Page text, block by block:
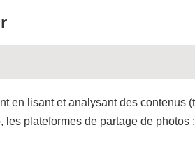
en lisant et analysant des
les plateformes de partage de